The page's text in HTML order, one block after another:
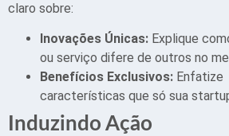
claro sobre:
Inovações Únicas: Explique
ou serviço difere de outros no
Benefícios Exclusivos: Enfatize
características que só sua
Induzindo Ação